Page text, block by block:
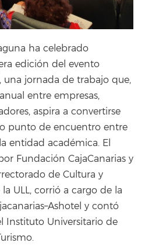
ha celebrado
edición del evento
una jornada de trabajo que,
entre empresas,
aspira a convertirse
punto de encuentro entre
entidad académica. El
Fundación CajaCanarias y
de Cultura y
ULL, corrió a cargo de la
y contó
Instituto Universitario de